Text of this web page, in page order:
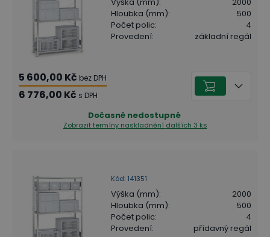
Hloubka (mm):
500
Počet polic:
4
Provedení: základní regál
5 600,00 Kč bez DPH
6 776,00 Kč s DPH
Dočasně nedostupné
Zobrazit termíny naskladnění dalších 3 ks
Kód: 141351
Výška (mm):
2000
Hloubka (mm):
500
Počet polic:
4
Provedení: přídavný regál